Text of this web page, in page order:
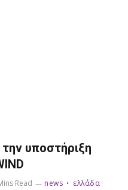
υποστήριξη
Read news ελλάδα